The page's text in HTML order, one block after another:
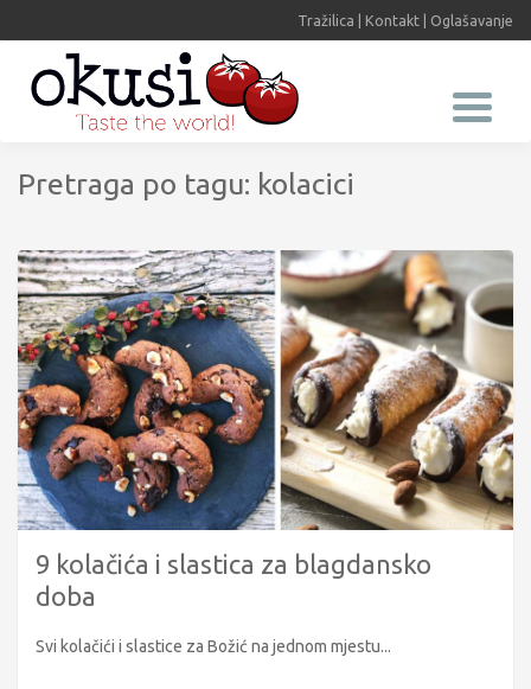
Tražilica Kontakt Oglašavanje
Pretraga po tagu: kolacici
9 kolačića i slastica za blagdansko
doba
Svi kolačići i slastice za Božić na jednom mjestu...